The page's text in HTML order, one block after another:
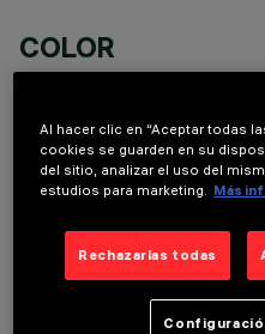
COLOR
ÚLTIMA ACTUALIZACIÓN: 07/08/
Al hacer clic en “Aceptar todas
cookies se guarden en su
del sitio, analizar el uso del
estudios para marketing. Más
Rechazarlas todas